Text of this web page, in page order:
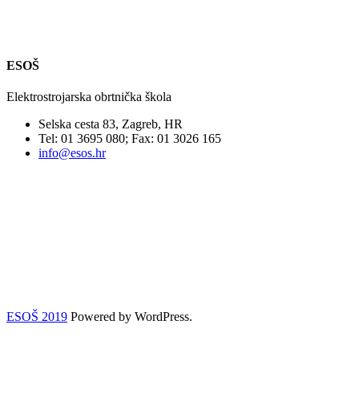
ESOŠ
Elektrostrojarska obrtnička škola
Selska cesta 83, Zagreb, HR
Tel: 01 3695 080; Fax: 01 3026 165
info@esos.hr
ESOŠ 2019 Powered by WordPress.